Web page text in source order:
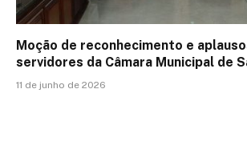
Moção de reconhecimento e
servidores da Câmara Municipal de
11 de junho de 2026